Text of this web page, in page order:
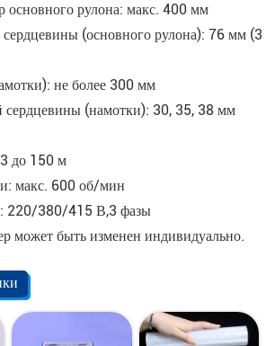
рулона: макс. 400 мм
(основного рулона): 76 мм (3
не более 300 мм
сердцевины (намотки): 30, 35, 38 мм
до 150 м
макс. 600 об/мин
220/380/415 В,3 фазы
может быть изменен индивидуально.